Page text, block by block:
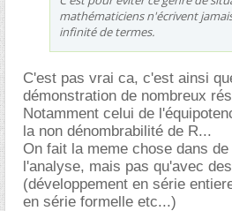
mathématiciens n'écrivent
infinité de termes.
C'est pas vrai ca, c'est ainsi
démonstration de nombreux
Notamment celui de
la non dénombrabilité de R...
On fait la meme chose dans
l'analyse, mais pas qu'avec
(développement en série
en série formelle etc...)